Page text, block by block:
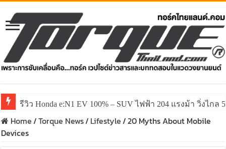
รีวิว Honda e:N1 EV 100% – SUV ไฟฟ้า 204 แรงม้า วิ่งไกล
Home/Torque News/ Lifestyle/20 Myths About Mobile
Devices